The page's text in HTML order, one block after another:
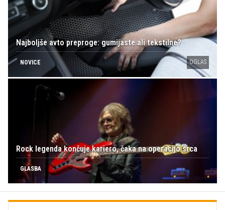
Najboljše avto preproge: gumijaste ali tekstilne?
NOVICE OGLAS
Rock legenda končuje kariero, čaka na operacijo srca
GLASBA